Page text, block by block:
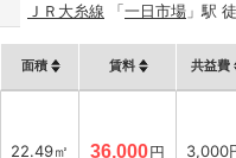
ＪＲ大糸線 「一日市場 」駅
面積 賃料 共益費
22.49㎡ 36,000円 3,000